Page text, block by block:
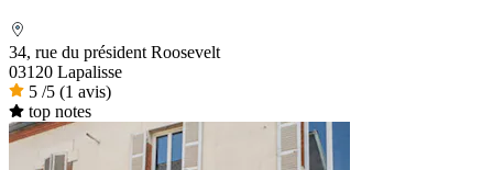
34, rue du président Roosevelt
03120 Lapalisse
5 /5 (1 avis)
top notes